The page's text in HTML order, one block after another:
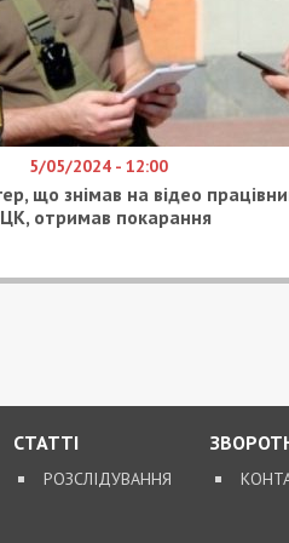
5/05/2024 - 12:00
що знімав на відео
отримав покарання
СТАТТІ
РОЗСЛІДУВАННЯ